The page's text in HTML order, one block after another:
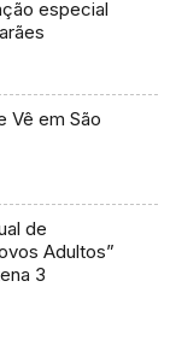
especial
Vê em São
de
Adultos”
3